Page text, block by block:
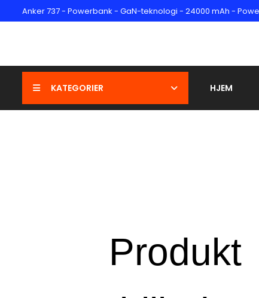
Anker 737 - Powerbank - GaN-teknologi - 24000 mAh -
KATEGORIER HJEM